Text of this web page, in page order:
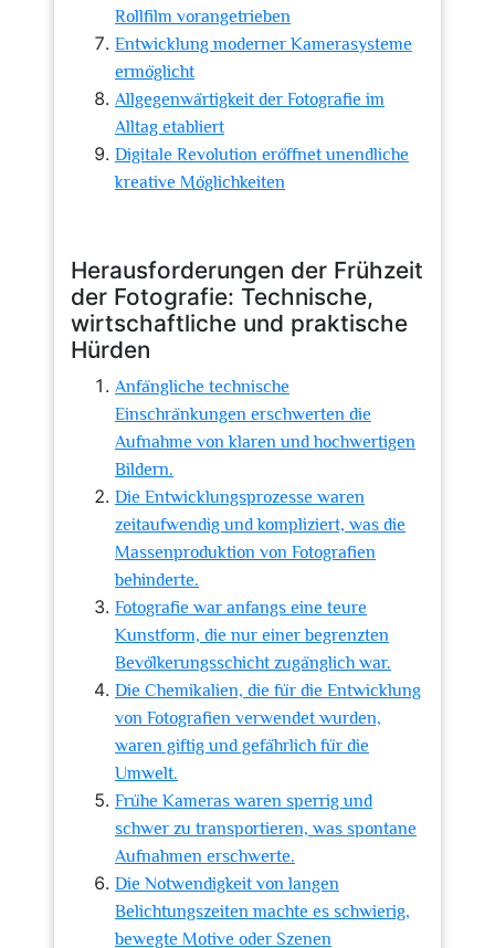
Rollfilm vorangetrieben
Entwicklung moderner Kamerasysteme
ermöglicht
Allgegenwärtigkeit der Fotografie im
Alltag etabliert
Digitale Revolution eröffnet unendliche
kreative Möglichkeiten
Herausforderungen der Frühzeit
der Fotografie: Technische,
wirtschaftliche und praktische
Hürden
Anfängliche technische
Einschränkungen erschwerten die
Aufnahme von klaren und hochwertigen
Bildern.
Die Entwicklungsprozesse waren
zeitaufwendig und kompliziert, was die
Massenproduktion von Fotografien
behinderte.
Fotografie war anfangs eine teure
Kunstform, die nur einer begrenzten
Bevölkerungsschicht zugänglich war.
Die Chemikalien, die für die Entwicklung
von Fotografien verwendet wurden,
waren giftig und gefährlich für die
Umwelt.
Frühe Kameras waren sperrig und
schwer zu transportieren, was spontane
Aufnahmen erschwerte.
Die Notwendigkeit von langen
Belichtungszeiten machte es schwierig,
bewegte Motive oder Szenen